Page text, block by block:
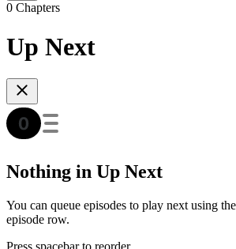
0 Chapters
Up Next
Nothing in Up Next
You can queue episodes to play next using
episode row.
Press spacebar to reorder.